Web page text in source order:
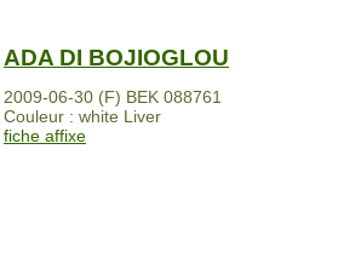
ADA DI BOJIOGLOU
2009-06-30 (F) BEK 088761
Couleur : white Liver
fiche affixe